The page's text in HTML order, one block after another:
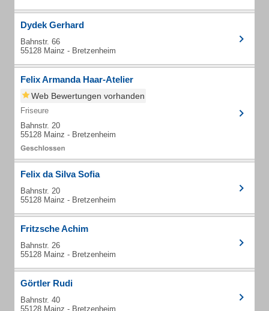
Dydek Gerhard
Bahnstr. 66
55128 Mainz - Bretzenheim
Felix Armanda Haar-Atelier
Web Bewertungen vorhanden
Friseure
Bahnstr. 20
55128 Mainz - Bretzenheim
Felix da Silva Sofia
Bahnstr. 20
55128 Mainz - Bretzenheim
Fritzsche Achim
Bahnstr. 26
55128 Mainz - Bretzenheim
Görtler Rudi
Bahnstr. 40
55128 Mainz - Bretzenheim